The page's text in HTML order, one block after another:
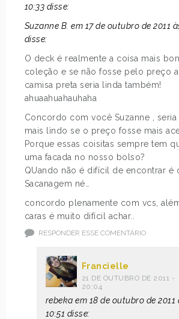
10:33 disse:
Suzanne B. em 17 de outubro de 2011
disse:
O deck é realmente a coisa mais
coleção e se não fosse pelo preço a
camisa preta seria linda também!
ahuaahuahauhaha
Concordo com você Suzanne , seria
mais lindo se o preço fosse mais
Porque essas coisitas sempre tem
uma facada no nosso bolso?
QUando não é difícil de encontrar é
Sacanagem né…
concordo plenamente com vcs,
caras é muito difícil achar..
RESPONDER ESSE COMENTÁRIO
Francielle
21 DE OUTUBRO DE 2011 -
20:04
rebeka em 18 de outubro de 2011
10:51 disse: